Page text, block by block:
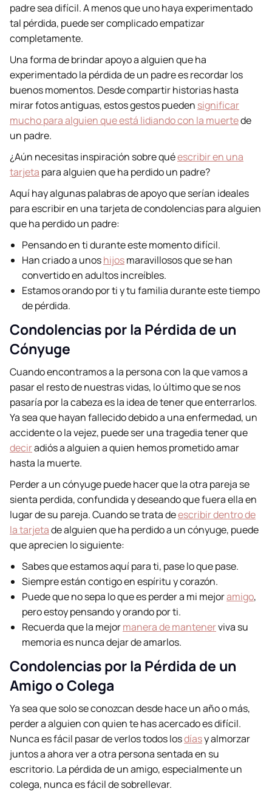
padre sea difícil. A menos que uno haya experimentado
tal pérdida, puede ser complicado empatizar
completamente.
Una forma de brindar apoyo a alguien que ha
experimentado la pérdida de un padre es recordar los
buenos momentos. Desde compartir historias hasta
mirar fotos antiguas, estos gestos pueden significar
mucho para alguien que está lidiando con la muertede
un padre.
¿Aún necesitas inspiración sobre quéescribir en una
tarjeta para alguien que ha perdido un padre?
Aquí hay algunas palabras de apoyo que serían ideales
para escribir en una tarjeta de condolencias para alguien
que ha perdido un padre:
Pensando en ti durante este momento difícil.
Han criado a unoshijosmaravillosos que se han
convertido en adultos increíbles.
Estamos orando por ti y tu familia durante este tiempo
de pérdida.
Condolencias por la Pérdida de un
Cónyuge
Cuando encontramos a la persona con la que vamos a
pasar el resto de nuestras vidas, lo último que se nos
pasaría por la cabeza es la idea de tener que enterrarlos.
Ya sea que hayan fallecido debido a una enfermedad, un
accidente o la vejez, puede ser una tragedia tener que
deciradiós a alguien a quien hemos prometido amar
hasta la muerte.
Perder a un cónyuge puede hacer que la otra pareja se
sienta perdida, confundida y deseando que fuera ella en
lugar de su pareja. Cuando se trata deescribir dentro de
la tarjetade alguien que ha perdido a un cónyuge, puede
que aprecien lo siguiente:
Sabes que estamos aquí para ti, pase lo que pase.
Siempre están contigo en espíritu y corazón.
Puede que no sepa lo que es perder a mi mejoramigo,
pero estoy pensando y orando por ti.
Recuerda que la mejormanera de mantenerviva su
memoria es nunca dejar de amarlos.
Condolencias por la Pérdida de un
Amigo o Colega
Ya sea que solo se conozcan desde hace un año o más,
perder a alguien con quien te has acercado es difícil.
Nunca es fácil pasar de verlos todos losdíasy almorzar
juntos a ahora ver a otra persona sentada en su
escritorio. La pérdida de un amigo, especialmente un
colega, nunca es fácil de sobrellevar.